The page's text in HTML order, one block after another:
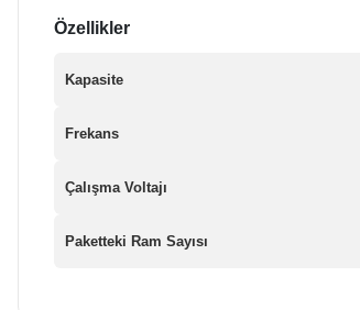
Özellikler
Kapasite
Frekans
Çalışma Voltajı
Paketteki Ram Sayısı